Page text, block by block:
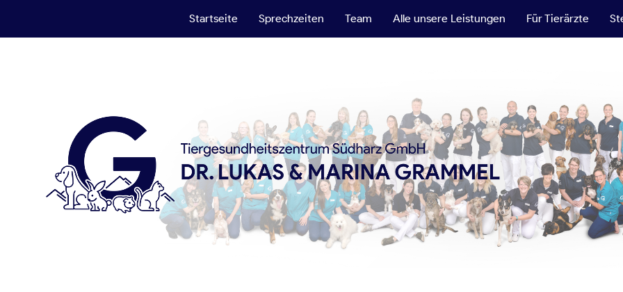
Startseite Sprechzeiten Team Alle unsere Leistungen Für Tierärzte